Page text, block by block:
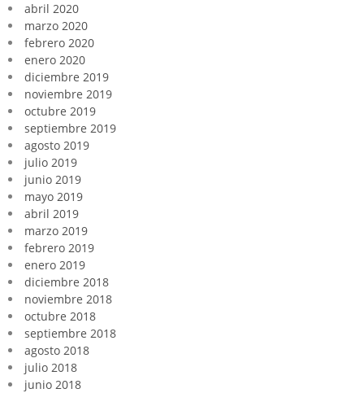
abril 2020
marzo 2020
febrero 2020
enero 2020
diciembre 2019
noviembre 2019
octubre 2019
septiembre 2019
agosto 2019
julio 2019
junio 2019
mayo 2019
abril 2019
marzo 2019
febrero 2019
enero 2019
diciembre 2018
noviembre 2018
octubre 2018
septiembre 2018
agosto 2018
julio 2018
junio 2018